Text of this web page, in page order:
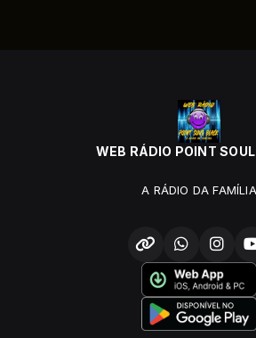
WEB RÁDIO POINT
A RÁDIO DA FAMÍLIA